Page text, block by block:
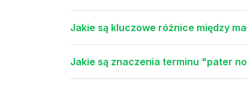
Jakie są kluczowe różnice między
Jakie są znaczenia terminu "pater